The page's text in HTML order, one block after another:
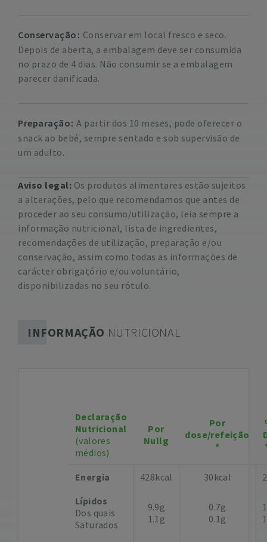
Conservação
Conservar em local fresco e seco.
Depois de aberta, a embalagem deve ser consumida
no prazo de 4 dias. Não consumir se a embalagem
parecer danificada.
Preparação A partir dos 10 meses, pode oferecer o
snack ao bebé, sempre sentado e sob supervisão de
um adulto.
Aviso legal: Os produtos alimentares estão sujeitos
a alterações, pelo que recomendamos que antes de
proceder ao seu consumo/utilização, leia sempre a
informação nutricional, lista de ingredientes,
recomendações de utilização, preparação e/ou
conservação, assim como todas as informações de
carácter obrigatório e/ou voluntário,
disponibilizadas no seu rótulo.
INFORMAÇÃO NUTRICIONAL
Declaração
Nutricional
(valores
médios)
Por
Nullg
Por
dose/refeição
*
Energia 428kcal 30kcal
Lípidos
Dos quais
Saturados
9.9g
1.1g
0.7g
0.1g